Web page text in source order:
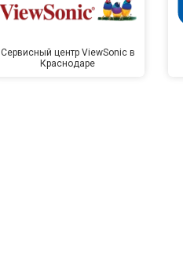
Сервисный центр ViewSonic в
Краснодаре